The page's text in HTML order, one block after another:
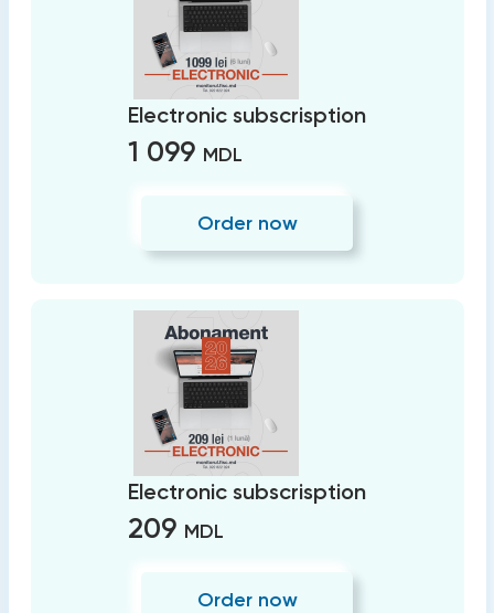
Electronic subscrisption
1 099 MDL
Order now
Electronic subscrisption
209 MDL
Order now